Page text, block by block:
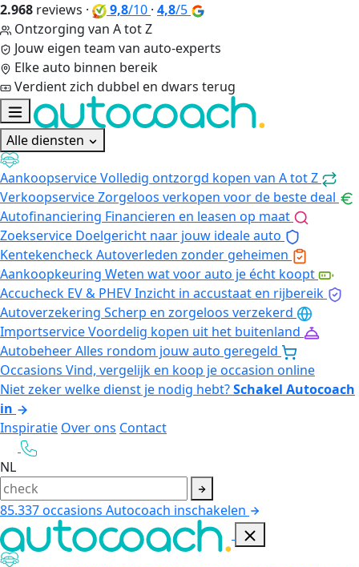
2.968 reviews · 9,8/10 · 4,8/5
Ontzorging van A tot Z
Jouw eigen team van auto-experts
Elke auto binnen bereik
Verdient zich dubbel en dwars terug
Alle diensten
AankoopserviceVolledig ontzorgd kopen van A tot Z
VerkoopserviceZorgeloos verkopen voor de beste deal
Autofinanciering Financieren en leasen op maat
Zoekservice Doelgericht naar jouw ideale auto
KentekencheckAutoverleden zonder geheimen
Aankoopkeuring Weten wat voor auto je écht koopt
Accucheck EV & PHEVInzicht in accustaat en rijbereik
Autoverzekering Scherp en zorgeloos verzekerd
ImportserviceVoordelig kopen uit het buitenland
AutobeheerAlles rondom jouw auto geregeld
Occasions Vind, vergelijk en koop je occasion online
Niet zeker welke dienst je nodig hebt?Schakel Autocoach
in
Inspiratie Over ons Contact
NL
85.337occasions Autocoach inschakelen